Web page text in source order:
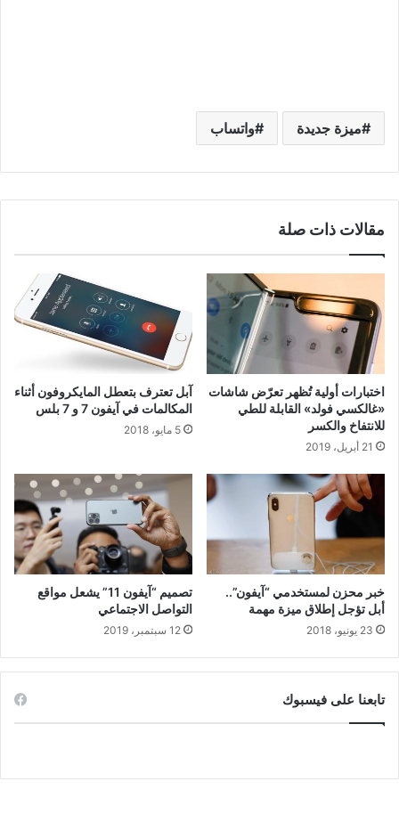
ميزة جديدة واتساب
مقالات ذات صلة
اختبارات أولية تُظهر تعرّض شاشات
«غالكسي فولد» القابلة للطي
للانتفاخ والكسر
21 أبريل، 2019
آبل تعترف بتعطل المايكروفون أثناء
المكالمات في آيفون 7 و 7 بلس
5 مايو، 2018
خبر محزن لمستخدمي “آيفون”..
أبل تؤجل إطلاق ميزة مهمة
23 يونيو، 2018
تصميم “آيفون 11” يشعل مواقع
التواصل الاجتماعي
12 سبتمبر، 2019
تابعنا على فيسبوك